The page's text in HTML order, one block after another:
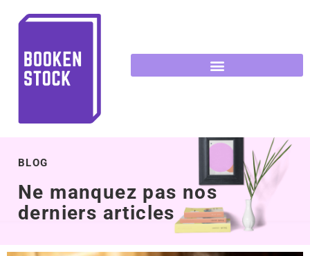
BLOG
Ne manquez pas nos
derniers articles